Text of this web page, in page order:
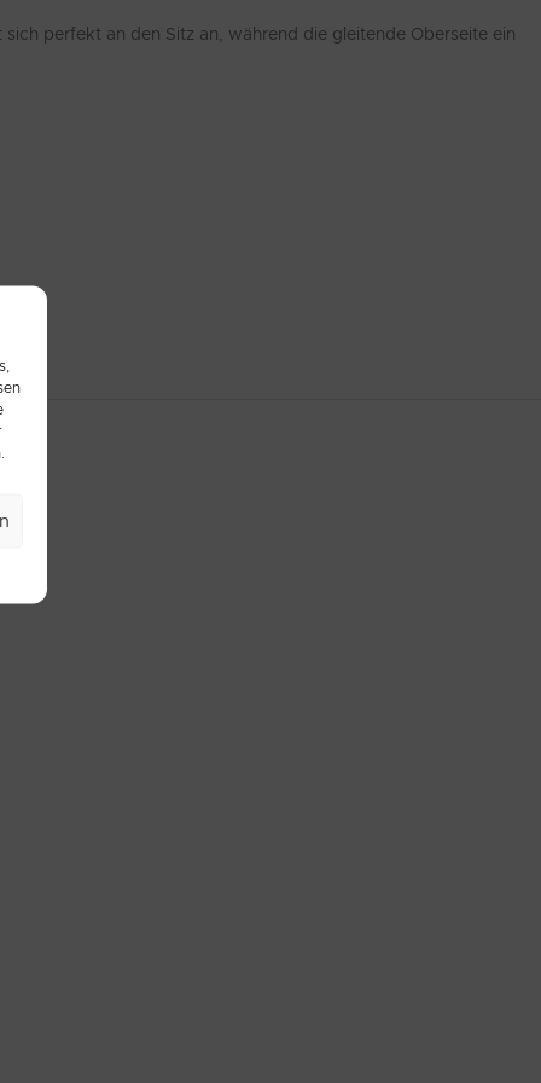
perfekt an den Sitz an, während die gleitende Oberseite ein